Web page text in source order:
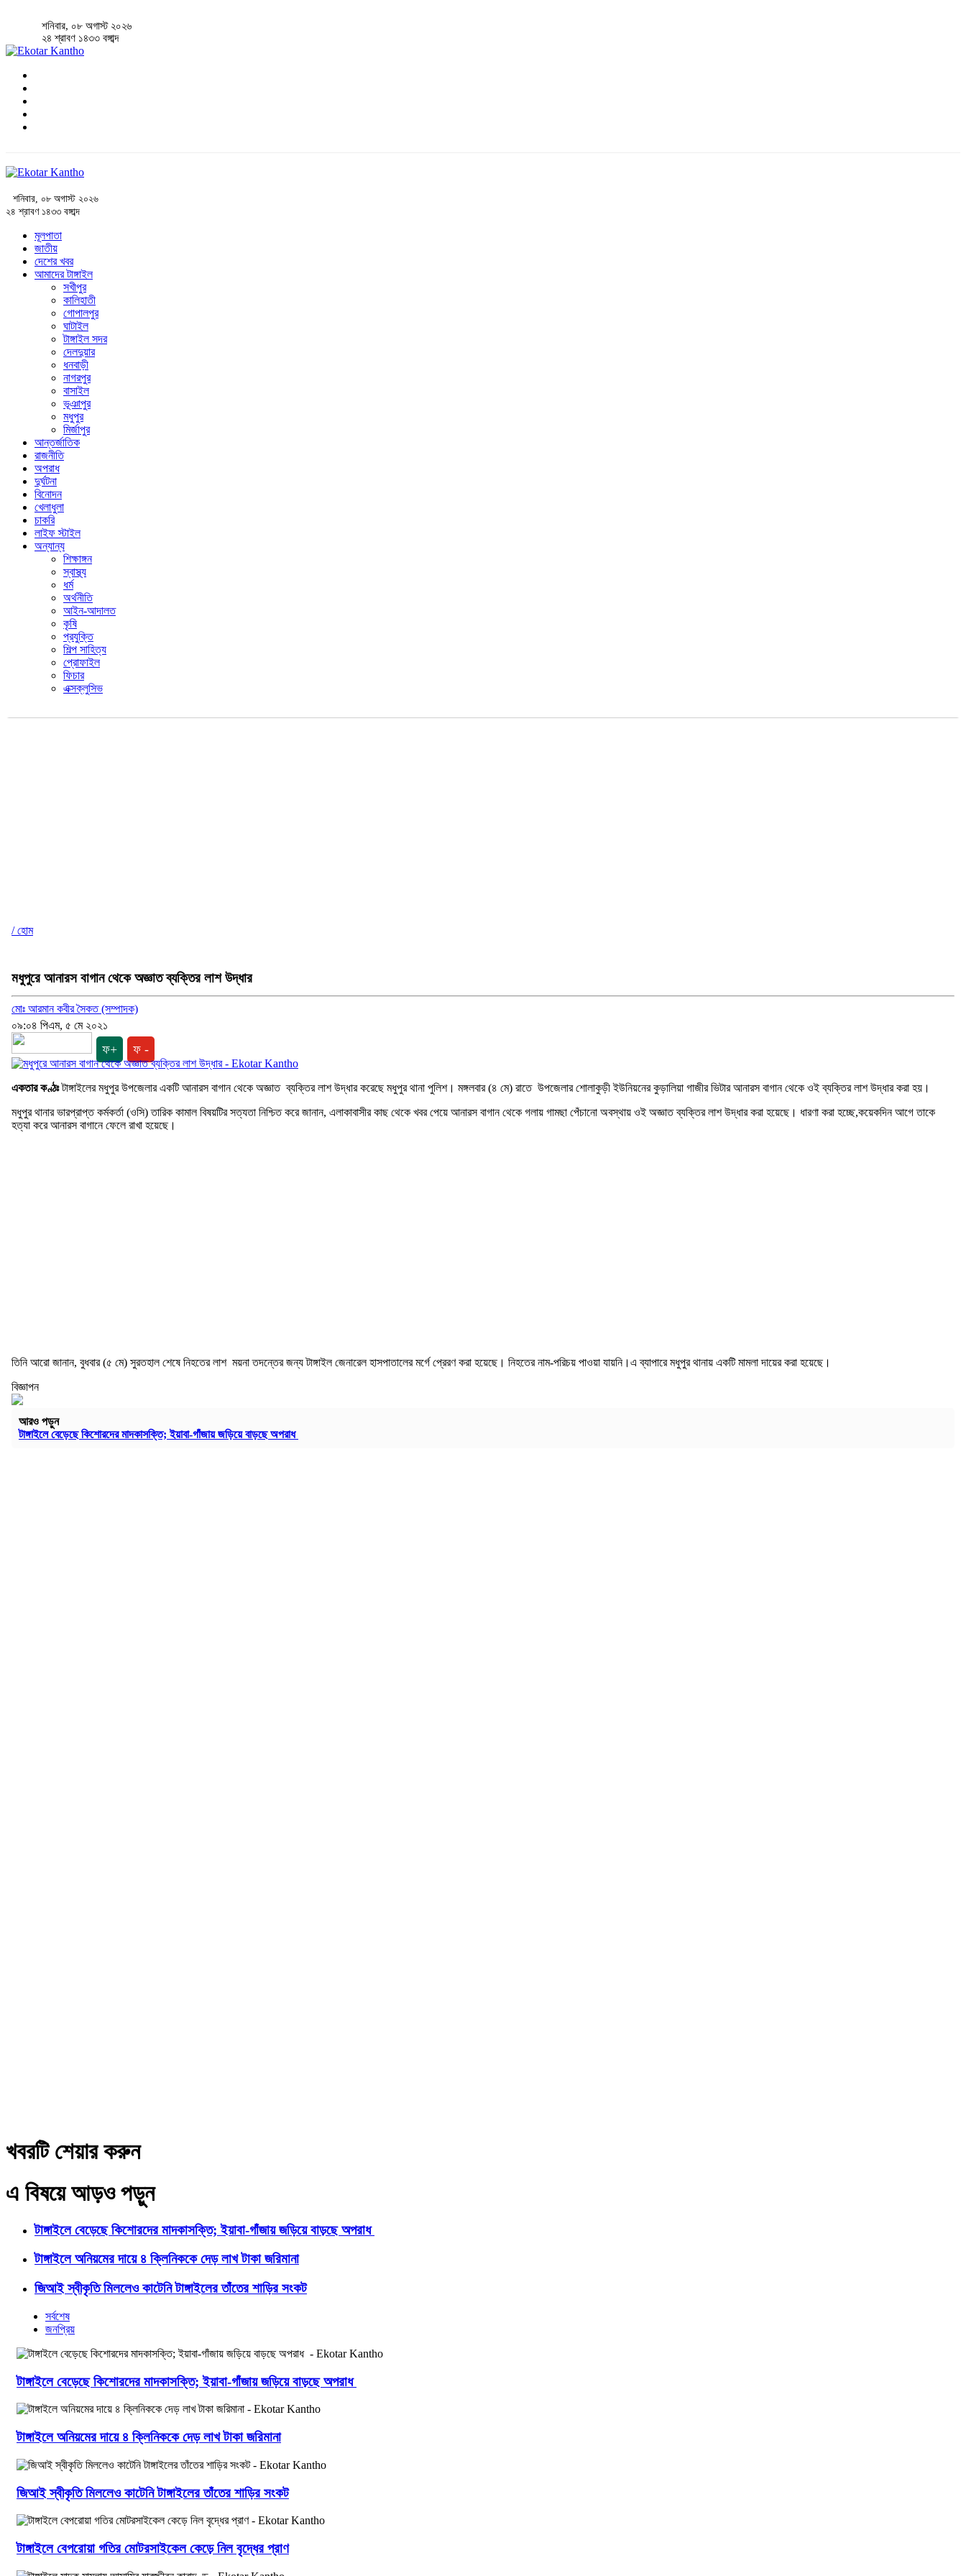
শনিবার, ০৮ অগাস্ট ২০২৬
২৪ শ্রাবণ ১৪৩৩ বঙ্গাব্দ
শনিবার, ০৮ অগাস্ট ২০২৬
২৪ শ্রাবণ ১৪৩৩ বঙ্গাব্দ
মূলপাতা
জাতীয়
দেশের খবর
আমাদের টাঙ্গাইল
সখীপুর
কালিহাতী
গোপালপুর
ঘাটাইল
টাঙ্গাইল সদর
দেলদুয়ার
ধনবাড়ী
নাগরপুর
বাসাইল
ভূঞাপুর
মধুপুর
মির্জাপুর
আন্তর্জাতিক
রাজনীতি
অপরাধ
দুর্ঘটনা
বিনোদন
খেলাধুলা
চাকরি
লাইফ স্টাইল
অন্যান্য
শিক্ষাঙ্গন
স্বাস্থ্য
ধর্ম
অর্থনীতি
আইন-আদালত
কৃষি
প্রযুক্তি
শিল্প সাহিত্য
প্রোফাইল
ফিচার
এক্সক্লুসিভ
/ হোম
মধুপুরে আনারস বাগান থেকে অজ্ঞাত ব্যক্তির লাশ উদ্ধার
মোঃ আরমান কবীর সৈকত (সম্পাদক)
০৯:০৪ পিএম, ৫ মে ২০২১
ফ+ ফ -
একতার কণ্ঠঃটাঙ্গাইলের মধুপুর উপজেলার একটি আনারস বাগান থেকে অজ্ঞাত ব্যক্তির লাশ উদ্ধার করেছে মধুপুর থানা পুলিশ। মঙ্গলবার (৪ মে) রাতে উপজেলার শোলাকুড়ী ইউনিয়নের কুড়ালিয়া গাজীর ভিটার আনারস বাগান থেকে ওই ব্যক্তির লাশ উদ্ধার করা হয়।
মধুপুর থানার ভারপ্রাপ্ত কর্মকর্তা (ওসি) তারিক কামাল বিষয়টির সত্যতা নিশ্চিত করে জানান, এলাকাবাসীর কাছ থেকে খবর পেয়ে আনারস বাগান থেকে গলায় গামছা পেঁচানো অবস্থায় ওই অজ্ঞাত ব্যক্তির লাশ উদ্ধার করা হয়েছে। ধারণা করা হচ্ছে,কয়েকদিন আগে তাকে
হত্যা করে আনারস বাগানে ফেলে রাখা হয়েছে।
তিনি আরো জানান, বুধবার (৫ মে) সুরতহাল শেষে নিহতের লাশ ময়না তদন্তের জন্য টাঙ্গাইল জেনারেল হাসপাতালের মর্গে প্রেরণ করা হয়েছে। নিহতের নাম-পরিচয় পাওয়া যায়নি।এ ব্যাপারে মধুপুর থানায় একটি মামলা দায়ের করা হয়েছে।
বিজ্ঞাপন
আরও পড়ুন
টাঙ্গাইলে বেড়েছে কিশোরদের মাদকাসক্তি; ইয়াবা-গাঁজায় জড়িয়ে বাড়ছে অপরাধ
খবরটি শেয়ার করুন
এ বিষয়ে আড়ও পড়ুন
টাঙ্গাইলে বেড়েছে কিশোরদের মাদকাসক্তি; ইয়াবা-গাঁজায় জড়িয়ে বাড়ছে অপরাধ
টাঙ্গাইলে অনিয়মের দায়ে ৪ ক্লিনিককে দেড় লাখ টাকা জরিমানা
জিআই স্বীকৃতি মিললেও কাটেনি টাঙ্গাইলের তাঁতের শাড়ির সংকট
সর্বশেষ
জনপ্রিয়
টাঙ্গাইলে বেড়েছে কিশোরদের মাদকাসক্তি; ইয়াবা-গাঁজায় জড়িয়ে বাড়ছে অপরাধ
টাঙ্গাইলে অনিয়মের দায়ে ৪ ক্লিনিককে দেড় লাখ টাকা জরিমানা
জিআই স্বীকৃতি মিললেও কাটেনি টাঙ্গাইলের তাঁতের শাড়ির সংকট
টাঙ্গাইলে বেপরোয়া গতির মোটরসাইকেল কেড়ে নিল বৃদ্ধের প্রাণ